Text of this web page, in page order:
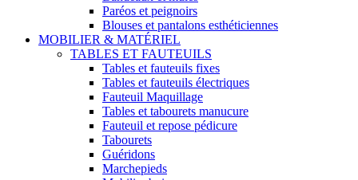
Paréos et peignoirs
Blouses et pantalons esthéticiennes
MOBILIER & MATÉRIEL
TABLES ET FAUTEUILS
Tables et fauteuils fixes
Tables et fauteuils électriques
Fauteuil Maquillage
Tables et tabourets manucure
Fauteuil et repose pédicure
Tabourets
Guéridons
Marchepieds